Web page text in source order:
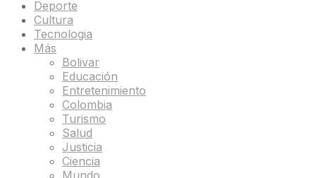
Deporte
Cultura
Tecnologia
Más
Bolivar
Educación
Entretenimiento
Colombia
Turismo
Salud
Justicia
Ciencia